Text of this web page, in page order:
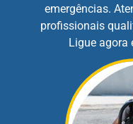
emergências.
profissionais
Ligue agora